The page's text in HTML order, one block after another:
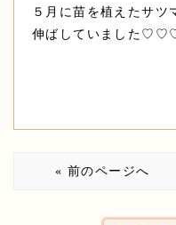
５月に苗を植えたサツ
伸ばしていました
« 前のページへ